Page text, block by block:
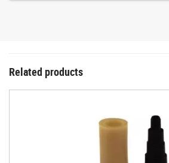
Related products